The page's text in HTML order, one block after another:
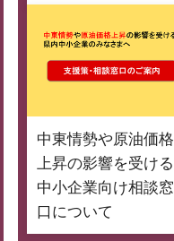
中東情勢や原油価格
上昇の影響を受ける
中小企業向け相談窓
口について